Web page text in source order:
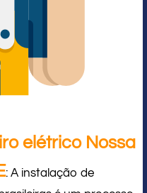
elétrico Nossa
: A instalação de